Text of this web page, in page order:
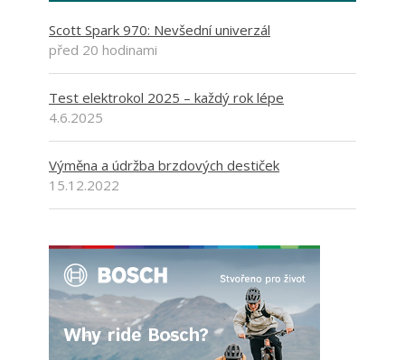
Scott Spark 970: Nevšední univerzál
před 20 hodinami
Test elektrokol 2025 – každý rok lépe
4.6.2025
Výměna a údržba brzdových destiček
15.12.2022